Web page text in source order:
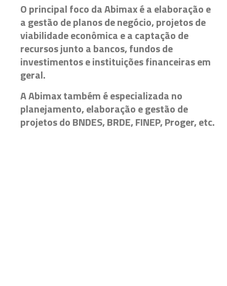
O principal foco da Abimax é a elaboração e
a gestão de planos de negócio, projetos de
viabilidade econômica e a captação de
recursos junto a bancos, fundos de
investimentos e instituições financeiras em
geral.
A Abimax também é especializada no
planejamento, elaboração e gestão de
projetos do BNDES, BRDE, FINEP, Proger, etc.